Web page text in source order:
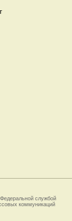
службой
коммуникаций